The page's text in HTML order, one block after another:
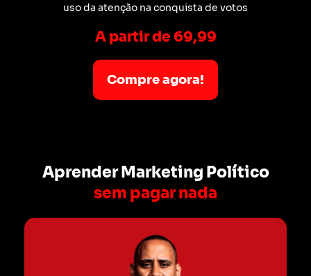
uso da atenção na conquista de votos
A partir de 69,99
Compre agora!
Aprender Marketing Político
sem pagar nada